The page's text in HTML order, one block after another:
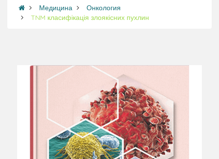
Медицина
Онкология
TNM класифікація злоякісних пухлин